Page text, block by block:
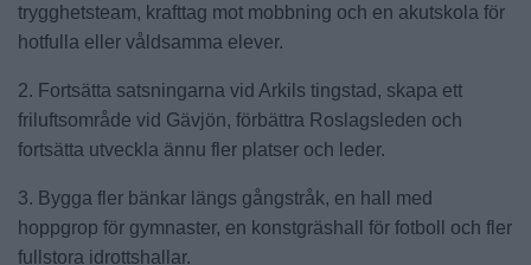
trygghetsteam, krafttag mot mobbning och en akutskola för
hotfulla eller våldsamma elever.
2. Fortsätta satsningarna vid Arkils tingstad, skapa ett
friluftsområde vid Gävjön, förbättra Roslagsleden och
fortsätta utveckla ännu fler platser och leder.
3. Bygga fler bänkar längs gångstråk, en hall med
hoppgrop för gymnaster, en konstgräshall för fotboll och fler
fullstora idrottshallar.